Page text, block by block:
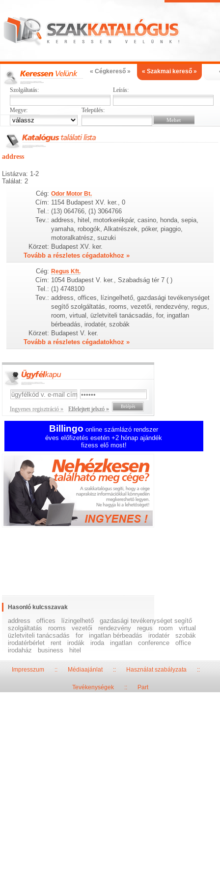
« Cégkereső » « Szakmai kereső »
Szolgáltatás: Leírás:
Megye: Település:
address
Listázva: 1-2
Találat: 2
Cég: Odor Motor Bt.
Cím: 1154 Budapest XV. ker., 0
Tel.: (13) 064766, (1) 3064766
Tev.: address, hitel, motorkerékpár, casino, honda, sepia,
yamaha, robogók, Alkatrészek, póker, piaggio,
motoralkatrész, suzuki
Körzet: Budapest XV. ker.
Tovább a részletes cégadatokhoz »
Cég: Regus Kft.
Cím: 1054 Budapest V. ker., Szabadság tér 7 ( )
Tel.: (1) 4748100
Tev.: address, offices, lízingelhető, gazdasági tevékenységet
segítő szolgáltatás, rooms, vezetői, rendezvény, regus,
room, virtual, üzletviteli tanácsadás, for, ingatlan
bérbeadás, irodatér, szobák
Körzet: Budapest V. ker.
Tovább a részletes cégadatokhoz »
Ingyenes regisztráció » Elfelejtett jelszó »
Billingo online számlázó rendszer
éves előfizetés esetén +2 hónap ajándék
fizess elő most!
Hasonló kulcsszavak
address offices lízingelhető
gazdasági tevékenységet segítő
szolgáltatás
rooms vezetői rendezvény regus room
virtual
üzletviteli tanácsadás
for ingatlan bérbeadás irodatér
szobák
irodatérbérlet
rent irodák iroda ingatlan conference
office
irodaház
business hitel
Impresszum::Médiaajánlat::Használat szabályzata::
Tevékenységek:: Part